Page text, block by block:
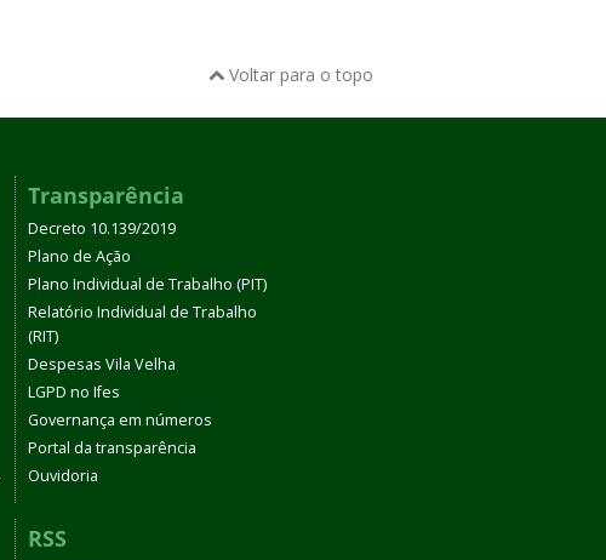
Voltar para o topo
Transparência
Decreto 10.139/2019
Plano de Ação
Plano Individual de Trabalho (PIT)
Relatório Individual de Trabalho
(RIT)
Despesas Vila Velha
LGPD no Ifes
Governança em números
Portal da transparência
Ouvidoria
RSS